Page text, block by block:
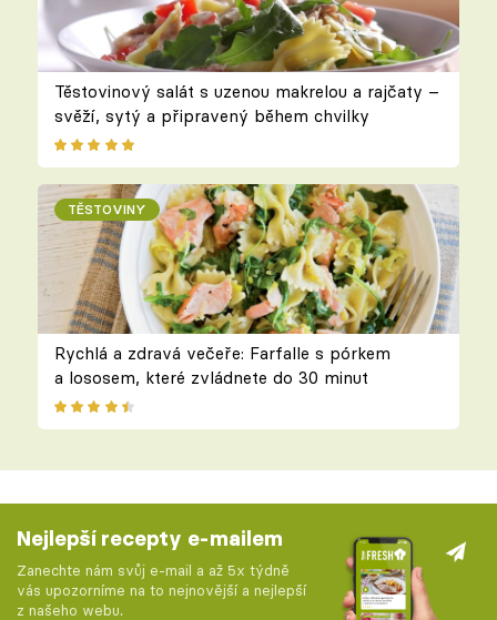
Těstovinový salát s uzenou makrelou a rajčaty –
svěží, sytý a připravený během chvilky
TĚSTOVINY
Rychlá a zdravá večeře: Farfalle s pórkem
a lososem, které zvládnete do 30 minut
Nejlepší recepty e-mailem
Zanechte nám svůj e-mail a až 5x týdně
vás upozorníme na to nejnovější a nejlepší
z našeho webu.